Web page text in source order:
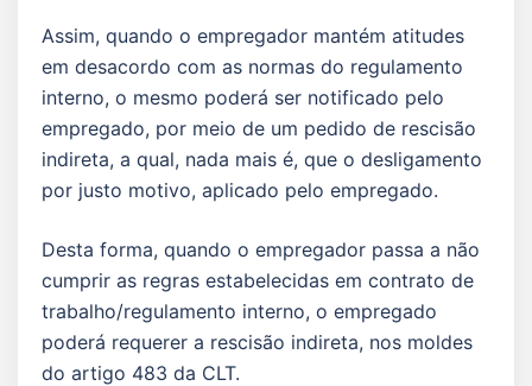
Assim, quando o empregador mantém atitudes
em desacordo com as normas do regulamento
interno, o mesmo poderá ser notificado pelo
empregado, por meio de um pedido de rescisão
indireta, a qual, nada mais é, que o desligamento
por justo motivo, aplicado pelo empregado.
Desta forma, quando o empregador passa a não
cumprir as regras estabelecidas em contrato de
trabalho/regulamento interno, o empregado
poderá requerer a rescisão indireta, nos moldes
do artigo 483 da CLT.